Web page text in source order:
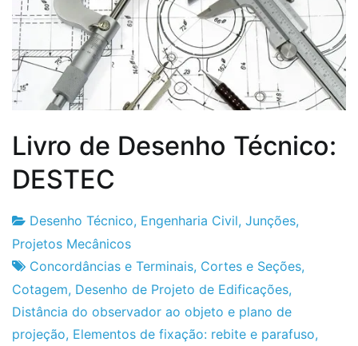
Livro de Desenho Técnico:
DESTEC
Fabrica
do
Projeto
23
de
Janeiro
de
2012
Desenho Técnico, Engenharia Civil, Junções,
Projetos Mecânicos
Concordâncias e Terminais, Cortes e Seções,
Cotagem, Desenho de Projeto de Edificações,
Distância do observador ao objeto e plano de
projeção, Elementos de fixação: rebite e parafuso,